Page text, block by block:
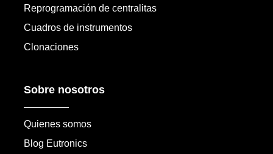
Reprogramación de centralitas
Cuadros de instrumentos
Clonaciones
Sobre nosotros
Quienes somos
Blog Eutronics